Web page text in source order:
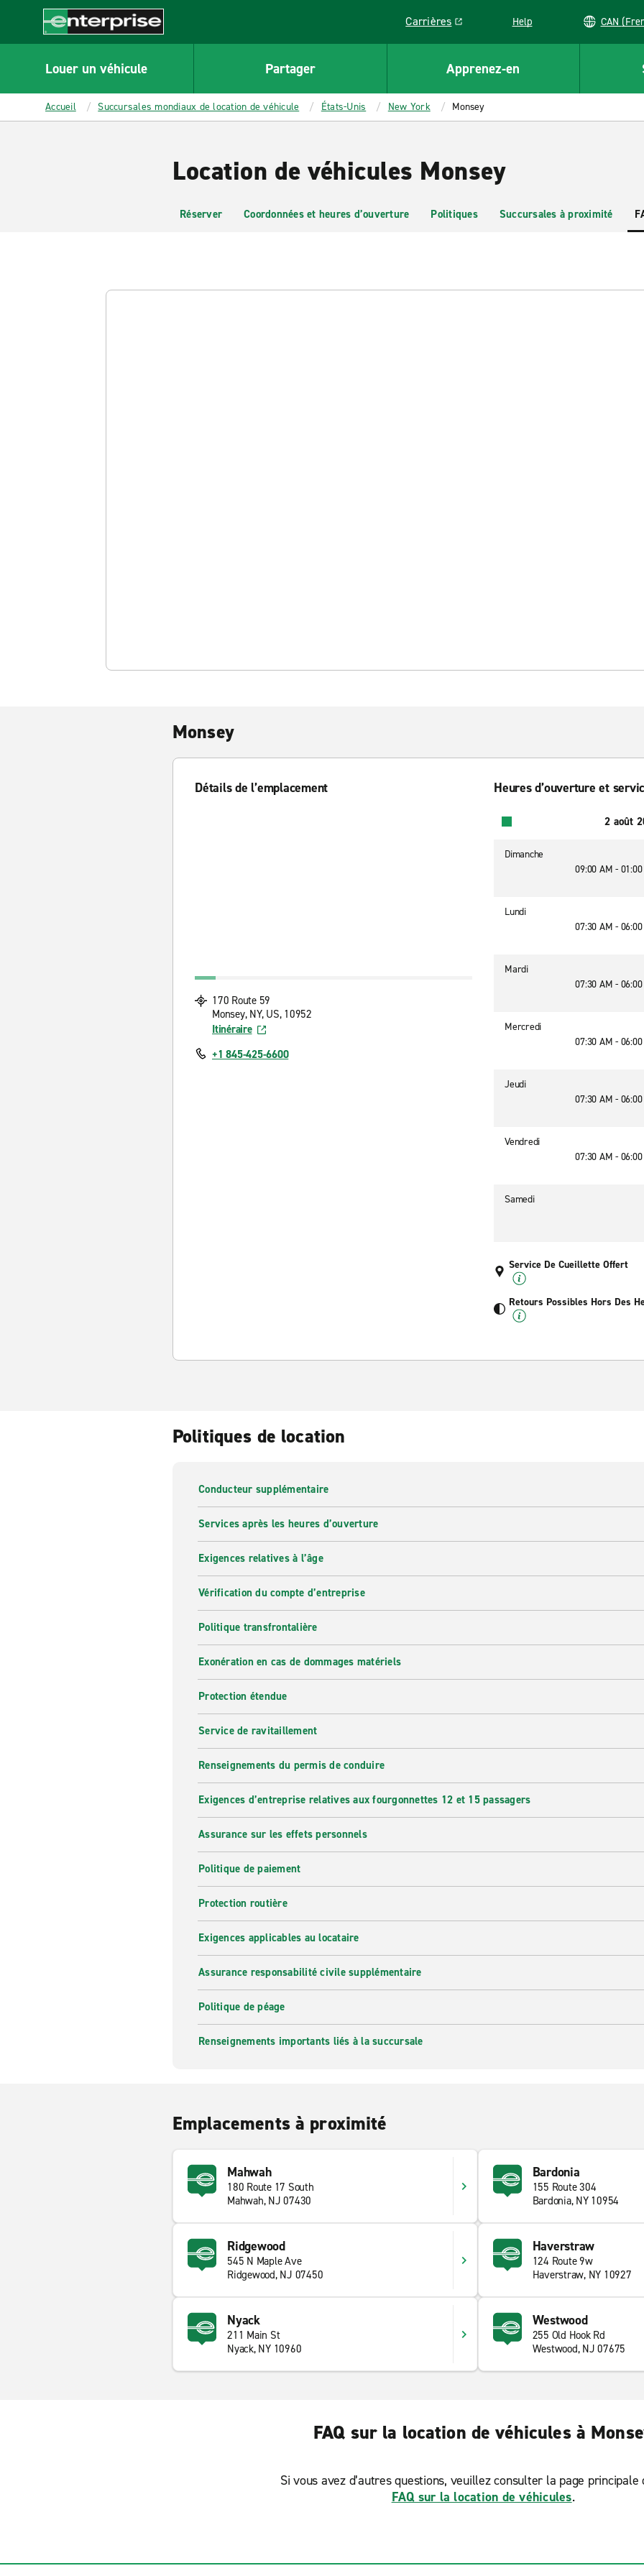
CONTENT
Enterprise
Carrières
Link opens in a new window
Help CAN
Louer un véhicule Partager Apprenez-en
Accueil Succursales mondiaux de location de véhicule États-Unis New York Monsey
Location de véhicules Monsey
Réserver Coordonnées et heures d’ouverture Politiques Succursales à proximité
Monsey
Détails de l’emplacement
170 Route 59
Monsey, NY, US, 10952
Itinéraire
+1 845-425-6600
Heures d’ouverture et
2 août
Dimanche
09:00 AM -
Lundi
07:30 AM -
Mardi
07:30 AM -
Mercredi
07:30 AM -
Jeudi
07:30 AM -
Vendredi
07:30 AM -
Samedi
Service De Cueillette Offert
Retours Possibles Hors Des
Politiques de location
Conducteur supplémentaire
Services après les heures d’ouverture
Exigences relatives à l’âge
Vérification du compte d’entreprise
Politique transfrontalière
Exonération en cas de dommages matériels
Protection étendue
Service de ravitaillement
Renseignements du permis de conduire
Exigences d’entreprise relatives aux fourgonnettes 12 et 15 passagers
Assurance sur les effets personnels
Politique de paiement
Protection routière
Exigences applicables au locataire
Assurance responsabilité civile supplémentaire
Politique de péage
Renseignements importants liés à la succursale
Emplacements à proximité
Mahwah
180 Route 17 South
Mahwah, NJ 07430
Bardonia
155 Route 304
Bardonia, NY 10954
Ridgewood
545 N Maple Ave
Ridgewood, NJ 07450
Haverstraw
124 Route 9w
Haverstraw, NY 10927
Nyack
211 Main St
Nyack, NY 10960
Westwood
255 Old Hook Rd
Westwood, NJ 07675
FAQ sur la location de véhicules à
Si vous avez d’autres questions, veuillez consulter la page principale
FAQ sur la location de véhicules.